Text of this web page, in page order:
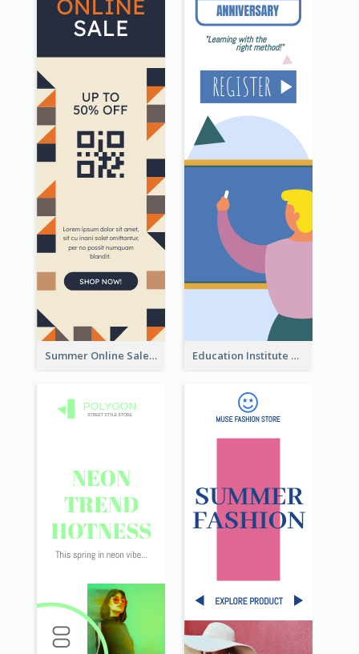
Summer Online Sale Skyscraper Banner Education Institute Registration Wide Skyscraper Banner